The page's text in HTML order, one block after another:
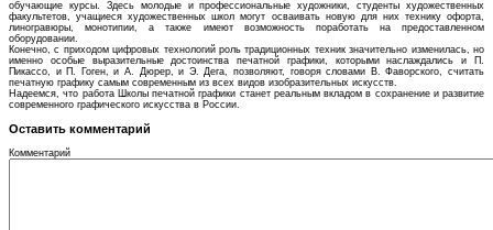
обучающие курсы. Здесь молодые и профессиональные художники, студенты художественных
факультетов, учащиеся художественных школ могут осваивать новую для них технику офорта,
линогравюры, монотипии, а также имеют возможность поработать на предоставленном
оборудовании.
Конечно, с приходом цифровых технологий роль традиционных техник значительно изменилась, но
именно особые выразительные достоинства печатной графики, которыми наслаждались и П.
Пикассо, и П. Гоген, и А. Дюрер, и Э. Дега, позволяют, говоря словами В. Фаворского, считать
печатную графику самым современным из всех видов изобразительных искусств.
Надеемся, что работа Школы печатной графики станет реальным вкладом в сохранение и развитие
современного графического искусства в России.
Оставить комментарий
Комментарий